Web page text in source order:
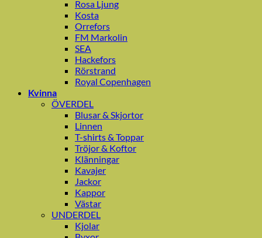
Rosa Ljung
Kosta
Orrefors
FM Markolin
SEA
Hackefors
Rörstrand
Royal Copenhagen
Kvinna
ÖVERDEL
Blusar & Skjortor
Linnen
T-shirts & Toppar
Tröjor & Koftor
Klänningar
Kavajer
Jackor
Kappor
Västar
UNDERDEL
Kjolar